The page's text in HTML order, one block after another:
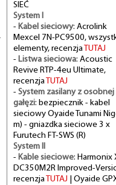
SIEĆ
System I
- Kabel sieciowy: Acrolink
Mexcel 7N-PC9500,
elementy, recenzja TUTAJ
- Listwa sieciowa: Acoustic
Revive RTP-4eu Ultimate,
recenzja TUTAJ
- System zasilany z osobnej
gałęzi: bezpiecznik - kabel
sieciowy Oyaide Tunami
m) - gniazdka sieciowe 3 x
Furutech FT-SWS (R)
System II
- Kable sieciowe: Harmonix
DC350M2R Improved-
recenzja TUTAJ | Oyaide